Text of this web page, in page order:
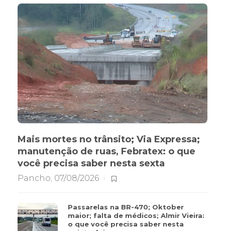
Mais mortes no trânsito; Via Expressa;
manutenção de ruas, Febratex: o que
você precisa saber nesta sexta
Pancho 07/08/2026
Passarelas na BR-470; Oktober
maior; falta de médicos; Almir Vieira:
o que você precisa saber nesta